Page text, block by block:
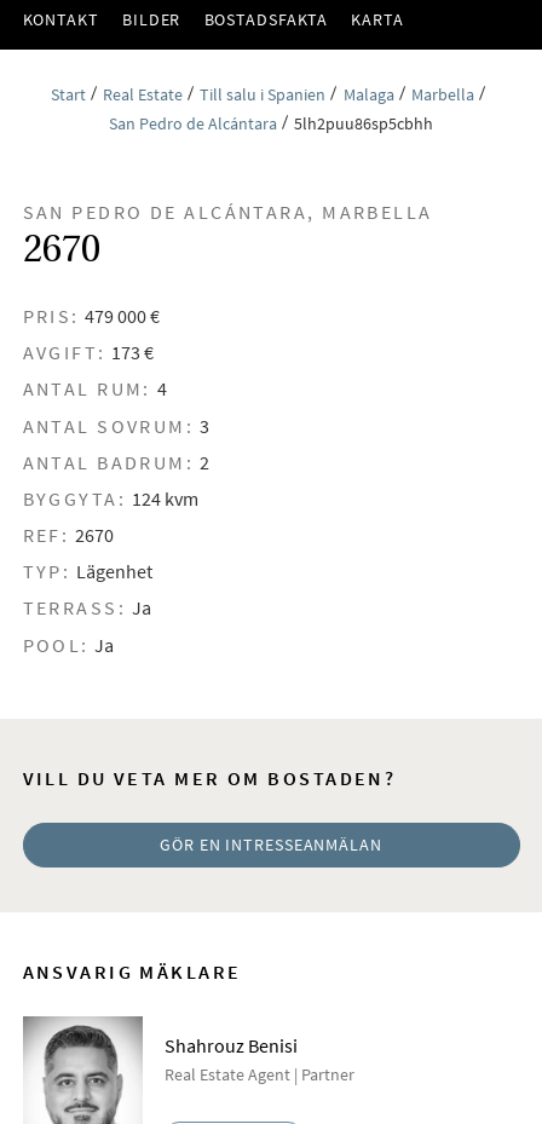
KONTAKT BILDER BOSTADSFAKTA KARTA
Start Real Estate Till salu i Spanien Malaga
Marbella
San Pedro de Alcántara
5lh2puu86sp5cbhh
SAN PEDRO DE ALCÁNTARA, MARBELLA
2670
PRIS: 479 000 €
AVGIFT: 173 €
ANTAL RUM: 4
ANTAL SOVRUM: 3
ANTAL BADRUM: 2
BYGGYTA: 124 kvm
REF: 2670
TYP: Lägenhet
TERRASS: Ja
POOL: Ja
VILL DU VETA MER OM BOSTADEN?
GÖR EN INTRESSEANMÄLAN
ANSVARIG MÄKLARE
Shahrouz Benisi
Real Estate Agent | Partner